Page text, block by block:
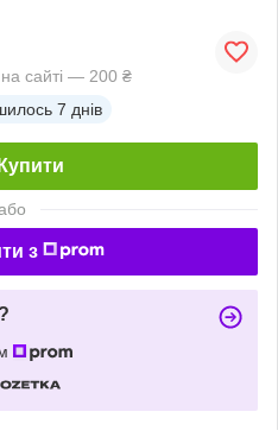
сайті — 200 ₴
7 днів
Купити
з